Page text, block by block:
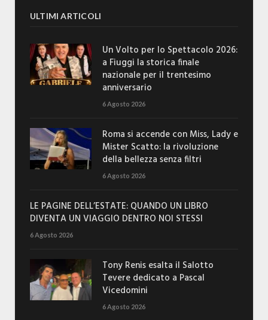
ULTIMI ARTICOLI
Un Volto per lo Spettacolo 2026:
a Fiuggi la storica finale
nazionale per il trentesimo
anniversario
6 Agosto 2026
Roma si accende con Miss, Lady e
Mister Scatto: la rivoluzione
della bellezza senza filtri
6 Agosto 2026
LE PAGINE DELL’ESTATE: QUANDO UN LIBRO
DIVENTA UN VIAGGIO DENTRO NOI STESSI
6 Agosto 2026
Tony Renis esalta il Salotto
Tevere dedicato a Pascal
Vicedomini
6 Agosto 2026